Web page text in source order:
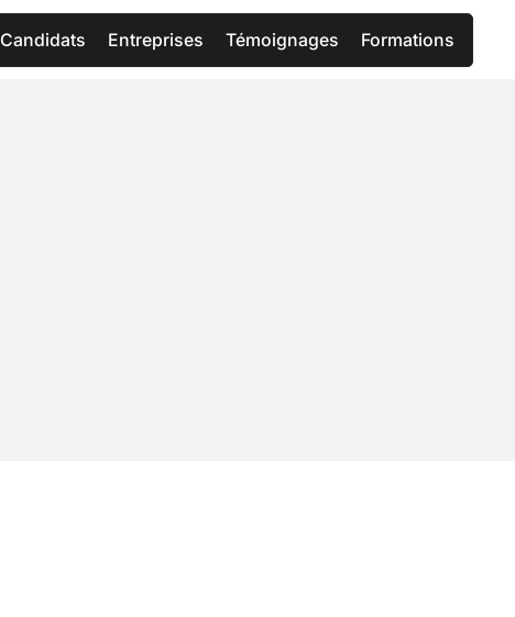
Candidats Entreprises Témoignages Formations